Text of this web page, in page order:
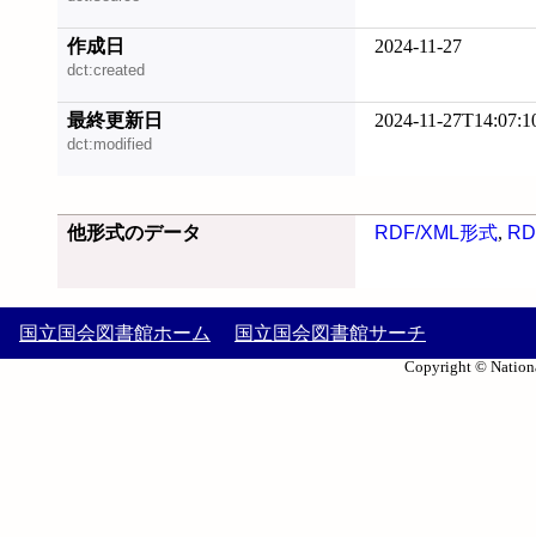
作成日
dct:created
2024-11-27
最終更新日
dct:modified
2024-11-
他形式のデータ RDF/XML形式,
国立国会図書館ホーム 国立国会図書館サーチ
Copyright ©